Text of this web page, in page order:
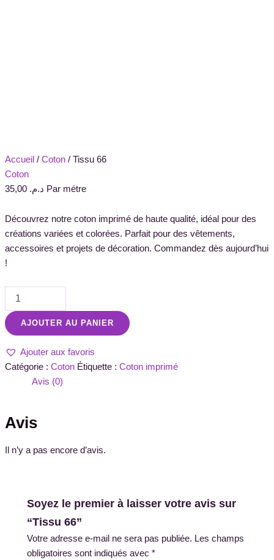
Accueil/ Coton/ Tissu 66
Coton
د.م. 35,00 Par métre
Découvrez notre coton imprimé de haute qualité, idéal pour des
créations variées et colorées. Parfait pour des vêtements,
accessoires et projets de décoration. Commandez dès aujourd’hui
!
AJOUTER AU PANIER
Ajouter aux favoris
Catégorie : Coton Étiquette : Coton imprimé
Avis (0)
Avis
Il n’y a pas encore d’avis.
Soyez le premier à laisser votre avis sur
“Tissu 66”
Votre adresse e-mail ne sera pas publiée. Les champs
obligatoires sont indiqués avec*